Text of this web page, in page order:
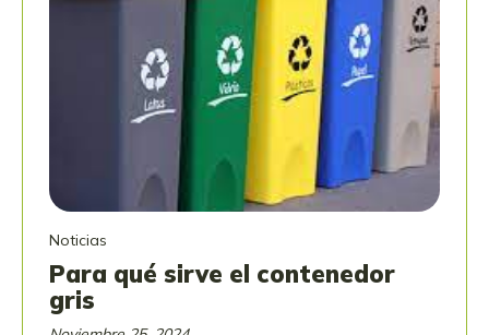
Noticias
Para qué sirve el contenedor
gris